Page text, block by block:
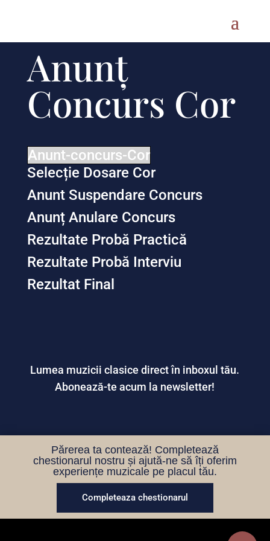
Anunț
Concurs Cor
Anunt-concurs-Cor
Selecție Dosare Cor
Anunt Suspendare Concurs
Anunț Anulare Concurs
Rezultate Probă Practică
Rezultate Probă Interviu
Rezultat Final
Lumea muzicii clasice direct în inboxul tău.
Abonează-te acum la newsletter!
Părerea ta contează! Completează
chestionarul nostru și ajută-ne să îți oferim
experiențe muzicale pe placul tău.
Completeaza chestionarul